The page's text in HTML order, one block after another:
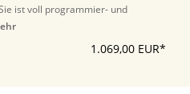
ist voll programmier- und
1.069,00 EUR*